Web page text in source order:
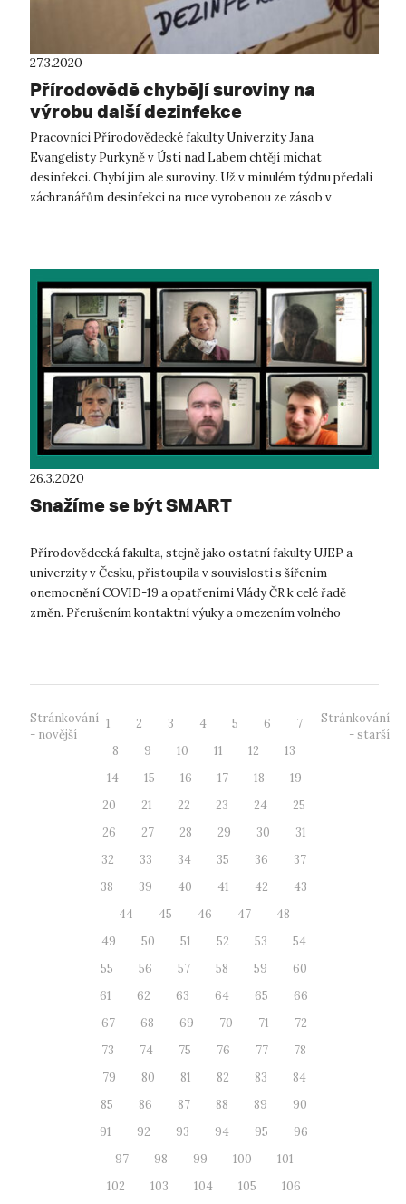
27.3.2020
Přírodovědě chybějí suroviny na
výrobu další dezinfekce
Pracovníci Přírodovědecké fakulty Univerzity Jana
Evangelisty Purkyně v Ústí nad Labem chtějí míchat
desinfekci. Chybí jim ale suroviny. Už v minulém týdnu předali
záchranářům desinfekci na ruce vyrobenou ze zásob v
26.3.2020
Snažíme se být SMART
Přírodovědecká fakulta, stejně jako ostatní fakulty UJEP a
univerzity v Česku, přistoupila v souvislosti s šířením
onemocnění COVID-19 a opatřeními Vlády ČR k celé řadě
změn. Přerušením kontaktní výuky a omezením volného
Stránkování
- novější
1 2 3 4 5 6
7
8
9 10 11 12
13
14
15 16 17 18
19
20
21 22 23 24
25
26
27 28 29 30
31
32
33 34 35 36
37
38
39 40 41 42
43
44
45 46 47
48
49
50 51 52 53
54
55
56 57 58 59
60
61
62 63 64 65
66
67
68 69 70 71
72
73
74 75 76 77
78
79
80 81 82 83
84
85
86 87 88 89
90
91
92 93 94 95
96
97
98 99 100
101
102
103 104 105
106
Stránkování
- starší